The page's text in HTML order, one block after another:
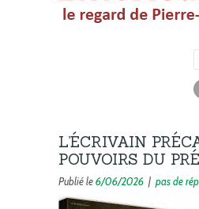
L’ÉCRIVAIN
POUVOIRS DU
Publié le6/06/2026 | pas de